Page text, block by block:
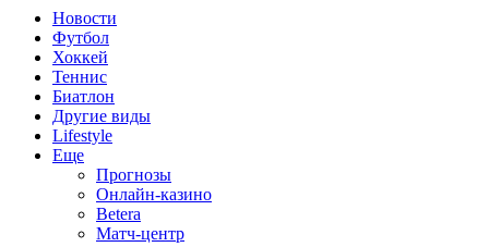
Новости
Футбол
Хоккей
Теннис
Биатлон
Другие виды
Lifestyle
Еще
Прогнозы
Онлайн-казино
Betera
Матч-центр